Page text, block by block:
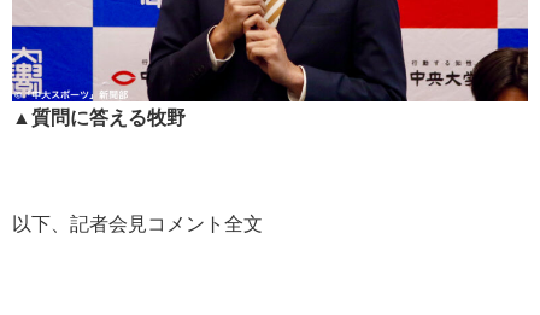
▲質問に答える牧野
以下、記者会見コメント全文